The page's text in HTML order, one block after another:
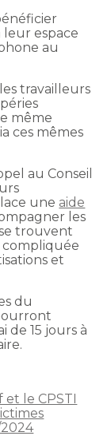
leur espace
au
travailleurs
même
ces mêmes
au Conseil
une aide
les
trouvent
et
du
de 15 jours à
et le CPSTI
2024